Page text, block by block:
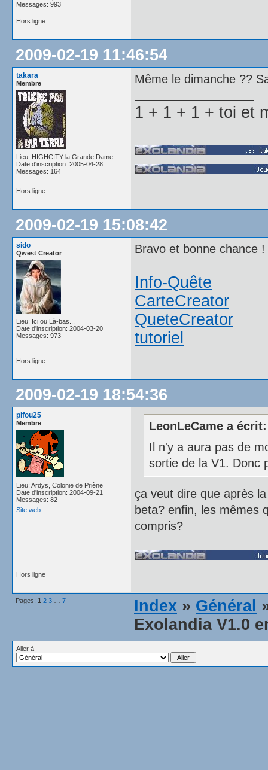
Messages: 993
Hors ligne
2009-02-19 11:46:54
takara
Membre
Lieu: HIGHCITY la Grande Dame
Date d'inscription: 2005-04-28
Messages: 164
Même le dimanche ??
1 + 1 + 1 + toi et
Hors ligne
2009-02-19 15:08:42
sido
Qwest Creator
Lieu: Ici ou Là-bas...
Date d'inscription: 2004-03-20
Messages: 973
Bravo et bonne chance
Info-Quête
CarteCreator
QueteCreator
tutoriel
Hors ligne
2009-02-19 18:54:36
pifou25
Membre
Lieu: Ardys, Colonie de Priène
Date d'inscription: 2004-09-21
Messages: 82
Site web
LeonLeCame a écrit:
Il n'y a aura pas de
sortie de la V1. Donc
ça veut dire que après
beta? enfin, les mêmes
compris?
Hors ligne
Pages: 1 2 3 7 Index » Général
Exolandia V1.0
Aller à